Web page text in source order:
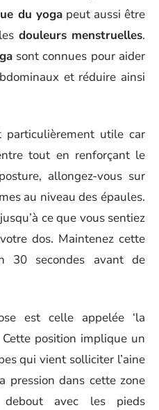
du yogapeut aussi être
douleurs menstruelles.
sont connues pour aider
et réduire ainsi
particulièrement utile car
tout en renforçant le
allongez-vous sur
au niveau des épaules.
ce que vous sentiez
dos. Maintenez cette
30 secondes avant de
est celle appelée ‘la
Cette position implique un
qui vient solliciter l’aine
pression dans cette zone
debout avec les pieds